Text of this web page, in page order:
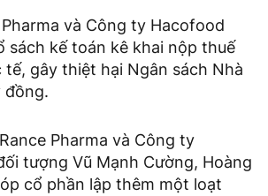
và Công ty Hacofood
sách kế toán kê khai nộp thuế
gây thiệt hại Ngân sách Nhà
đồng.
Pharma và Công ty
tượng Vũ Mạnh Cường, Hoàng
cổ phần lập thêm một loạt